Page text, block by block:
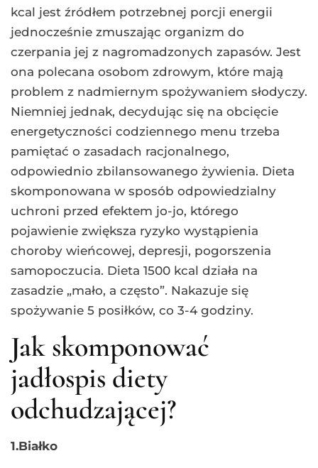
kcal jest źródłem potrzebnej porcji energii
jednocześnie zmuszając organizm do
czerpania jej z nagromadzonych zapasów. Jest
ona polecana osobom zdrowym, które mają
problem z nadmiernym spożywaniem słodyczy.
Niemniej jednak, decydując się na obcięcie
energetyczności codziennego menu trzeba
pamiętać o zasadach racjonalnego,
odpowiednio zbilansowanego żywienia. Dieta
skomponowana w sposób odpowiedzialny
uchroni przed efektem jo-jo, którego
pojawienie zwiększa ryzyko wystąpienia
choroby wieńcowej, depresji, pogorszenia
samopoczucia. Dieta 1500 kcal działa na
zasadzie „mało, a często”. Nakazuje się
spożywanie 5 posiłków, co 3-4 godziny.
Jak skomponować
jadłospis diety
odchudzającej?
1.Białko